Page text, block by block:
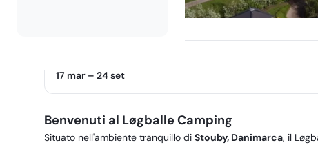
17 mar – 24 set
Benvenuti al Løgballe Camping
Situato nell'ambiente tranquillo di Stouby, Danimarca, il